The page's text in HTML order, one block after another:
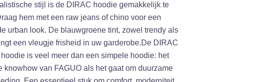
stijl is de DIRAC hoodie gemakkelijk te
hem met een raw jeans of chino voor een
urban look. De blauwgroene tint, zowel trendy als
een vleugje frisheid in uw garderobe.De DIRAC
is veel meer dan een simpele hoodie: het
knowhow van FAGUO als het gaat om duurzame